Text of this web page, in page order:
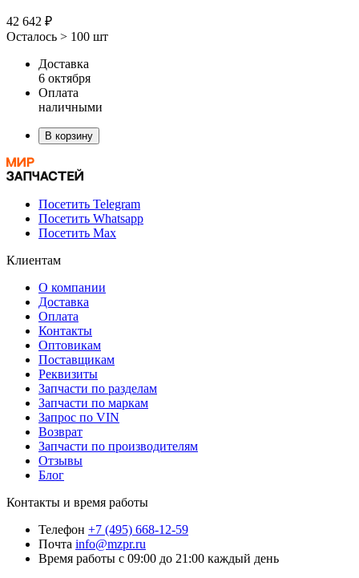
42 642 ₽
Осталось > 100 шт
Доставка
6 октября
Оплата
наличными
В корзину
Посетить Telegram
Посетить Whatsapp
Посетить Max
Клиентам
О компании
Доставка
Оплата
Контакты
Оптовикам
Поставщикам
Реквизиты
Запчасти по разделам
Запчасти по маркам
Запрос по VIN
Возврат
Запчасти по производителям
Отзывы
Блог
Контакты и время работы
Телефон +7 (495) 668-12-59
Почта info@mzpr.ru
Время работы с 09:00 до 21:00 каждый день